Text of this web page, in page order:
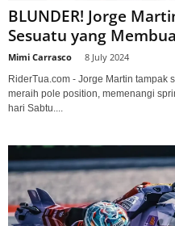
BLUNDER! Jorge
Sesuatu yang
Mimi Carrasco 8 July 2024
RiderTua.com - Jorge Martin tampak
meraih pole position, memenangi
hari Sabtu....